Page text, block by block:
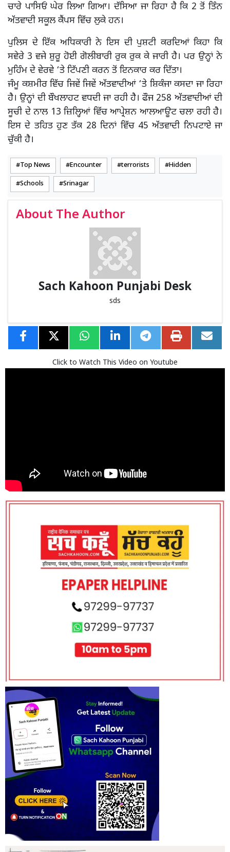
ਚਾਰੇ ਪਾਸਿਓਂ ਘੇਰ ਲਿਆ ਗਿਆ। ਦੱਸਿਆ ਜਾ ਰਿਹਾ ਹੈ ਕਿ 2 ਤੋਂ ਤਿੰਨ
ਅੱਤਵਾਦੀ ਸਕੂਲ ਕੈਂਪਸ ਵਿੱਚ ਲੁਕੇ ਹਨ।
ਪੁਲਿਸ ਦੇ ਇੱਕ ਅਧਿਕਾਰੀ ਨੇ ਇਸ ਦੀ ਪੁਸ਼ਟੀ ਕਰਦਿਆਂ ਕਿਹਾ ਕਿ
ਸਵੇਰੇ 3 ਵਜੇ ਸ਼ੁਰੂ ਹੋਈ ਗੋਲੀਬਾਰੀ ਰੁਕ ਰੁਕ ਕੇ ਜਾਰੀ ਹੈ। ਪਰ ਉਨ੍ਹਾਂ ਨੇ
ਮੁਹਿੰਮ ਦੇ ਵੇਰਵੇ ‘ਤੇ ਟਿੱਪਣੀ ਕਰਨ ਤੋਂ ਇਨਕਾਰ ਕਰ ਦਿੱਤਾ।
ਜੰਮੂ ਕਸ਼ਮੀਰ ਵਿੱਚ ਜਿਵੇਂ ਜਿਵੇਂ ਅੱਤਵਾਦੀਆਂ ‘ਤੇ ਸ਼ਿਕੰਜਾ ਕਸਦਾ ਜਾ ਰਿਹਾ
ਹੈ। ਉਨ੍ਹਾਂ ਦੀ ਬੌਖਲਾਹਟ ਵਧਦੀ ਜਾ ਰਹੀ ਹੈ। ਫੌਜ 258 ਅੱਤਵਾਦੀਆਂ ਦੀ
ਸੂਚੀ ਦੇ ਨਾਲ 13 ਜ਼ਿਲ੍ਹਿਆਂ ਵਿੱਚ ਆਪ੍ਰੇਸ਼ਨ ਆਲਆਊਟ ਚਲਾ ਰਹੀ ਹੈ।
ਇਸ ਦੇ ਤਹਿਤ ਹੁਣ ਤੱਕ 28 ਦਿਨਾਂ ਵਿੱਚ 45 ਅੱਤਵਾਦੀ ਨਿਪਟਾਏ ਜਾ
ਚੁੱਕੀ ਹੈ।
Top News Encounter terrorists Hidden
Schools Srinagar
About The Author
Sach Kahoon Punjabi Desk
sds
Click to Watch This Video on Youtube